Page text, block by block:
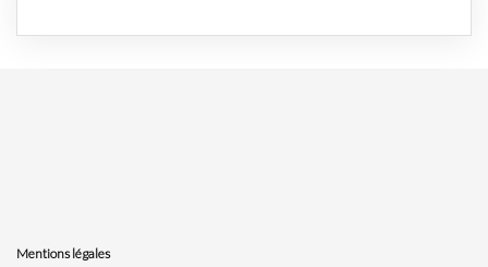
Mentions légales